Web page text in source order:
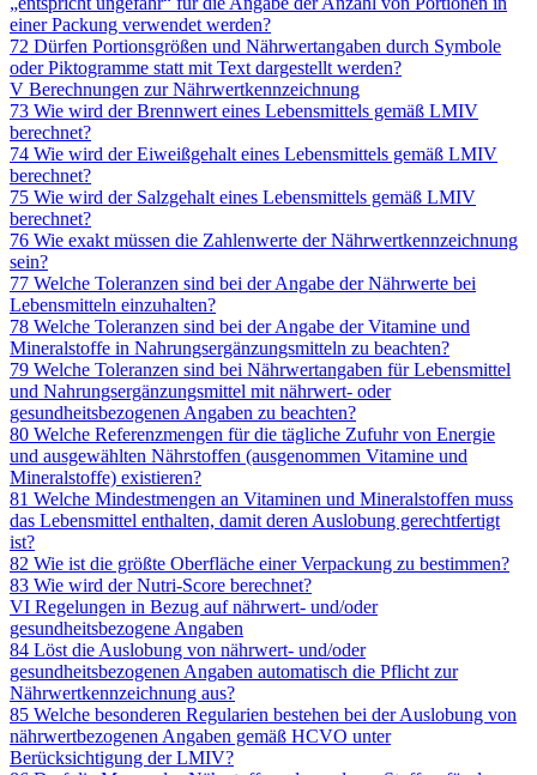
einer Packung verwendet werden?
72 Dürfen Portionsgrößen und Nährwertangaben durch Symbole
oder Piktogramme statt mit Text dargestellt werden?
V Berechnungen zur Nährwertkennzeichnung
73 Wie wird der Brennwert eines Lebensmittels gemäß LMIV
berechnet?
74 Wie wird der Eiweißgehalt eines Lebensmittels gemäß LMIV
berechnet?
75 Wie wird der Salzgehalt eines Lebensmittels gemäß LMIV
berechnet?
76 Wie exakt müssen die Zahlenwerte der Nährwertkennzeichnung
sein?
77 Welche Toleranzen sind bei der Angabe der Nährwerte bei
Lebensmitteln einzuhalten?
78 Welche Toleranzen sind bei der Angabe der Vitamine und
Mineralstoffe in Nahrungsergänzungsmitteln zu beachten?
79 Welche Toleranzen sind bei Nährwertangaben für Lebensmittel
und Nahrungsergänzungsmittel mit nährwert- oder
gesundheitsbezogenen Angaben zu beachten?
80 Welche Referenzmengen für die tägliche Zufuhr von Energie
und ausgewählten Nährstoffen (ausgenommen Vitamine und
Mineralstoffe) existieren?
81 Welche Mindestmengen an Vitaminen und Mineralstoffen muss
das Lebensmittel enthalten, damit deren Auslobung gerechtfertigt
ist?
82 Wie ist die größte Oberfläche einer Verpackung zu bestimmen?
83 Wie wird der Nutri-Score berechnet?
VI Regelungen in Bezug auf nährwert- und/oder
gesundheitsbezogene Angaben
84 Löst die Auslobung von nährwert- und/oder
gesundheitsbezogenen Angaben automatisch die Pflicht zur
Nährwertkennzeichnung aus?
85 Welche besonderen Regularien bestehen bei der Auslobung von
nährwertbezogenen Angaben gemäß HCVO unter
Berücksichtigung der LMIV?